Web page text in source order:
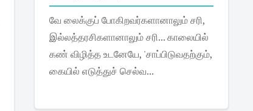
வே லைக்குப் போகிறவர்களானாலும் சரி,
இல்லத்தரசிகளானாலும் சரி... காலையில்
கண் விழித்த உடனேயே, 'சாப்பிடுவதற்கும்,
கையில் எடுத்துச் செல்வ...